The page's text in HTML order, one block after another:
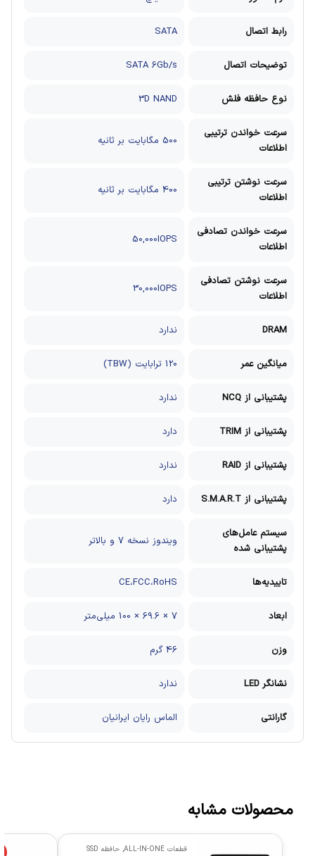
رابط اتصال SATA
توضیحات اتصال SATA 6Gb/s
نوع حافظه فلش 3D NAND
سرعت خواندن ترتیبی
اطلاعات
500 مگابایت بر ثانیه
سرعت نوشتن ترتیبی
اطلاعات
400 مگابایت بر ثانیه
سرعت خواندن تصادفی
اطلاعات
50,000IOPS
سرعت نوشتن تصادفی
اطلاعات
30,000IOPS
DRAM ندارد
میانگین عمر 120 ترابایت (TBW)
پشتیبانی از NCQ ندارد
پشتیبانی از TRIM دارد
پشتیبانی از RAID ندارد
پشتیبانی از S.M.A.R.T دارد
سیستم عامل‌های
پشتیبانی شده
ویندوز نسخه 7 و بالاتر
تاییدیه‌ها CE،FCC،RoHS
ابعاد 7 × 69.6 × 100 میلی‌متر
وزن 46 گرم
نشانگر LED ندارد
گارانتی الماس رایان ایرانیان
محصولات مشابه
قطعات ALL-IN-ONE , حافظه SSD